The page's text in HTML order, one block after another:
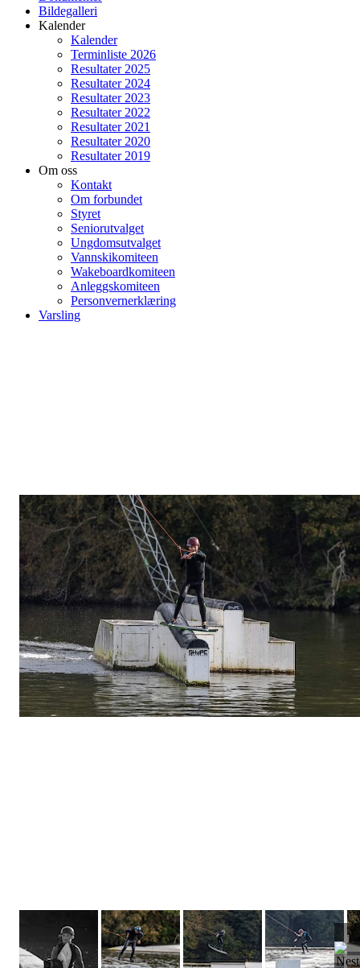
Bildegalleri
Kalender
Kalender
Terminliste 2026
Resultater 2025
Resultater 2024
Resultater 2023
Resultater 2022
Resultater 2021
Resultater 2020
Resultater 2019
Om oss
Kontakt
Om forbundet
Styret
Seniorutvalget
Ungdomsutvalget
Vannskikomiteen
Wakeboardkomiteen
Anleggskomiteen
Personvernerklæring
Varsling